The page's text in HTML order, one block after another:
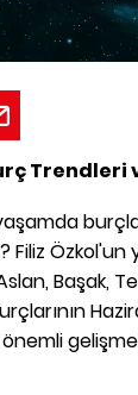
Trendleri
Filiz Özkol'un
Başak,